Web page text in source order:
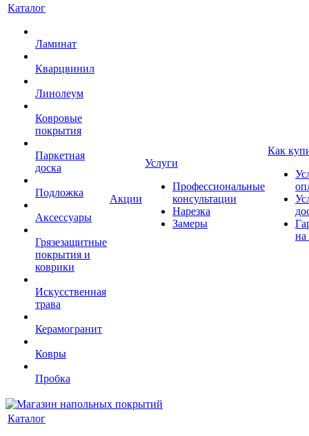
Каталог
Ламинат
Кварцвинил
Линолеум
Ковровые
покрытия
Паркетная
доска
Подложка
Аксессуары
Грязезащитные
покрытия и
коврики
Искусственная
трава
Керамогранит
Ковры
Пробка
Акции
Услуги
Профессиональные
консультации
Нарезка
Замеры
Как
на
Каталог